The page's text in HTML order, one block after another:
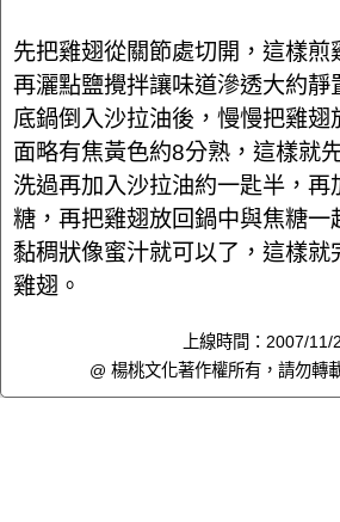
先把雞翅從關節處切開，這樣煎
再灑點鹽攪拌讓味道滲透大約靜
底鍋倒入沙拉油後，慢慢把雞翅
面略有焦黃色約8分熟，這樣就
洗過再加入沙拉油約一匙半，再
糖，再把雞翅放回鍋中與焦糖一
黏稠狀像蜜汁就可以了，這樣就
雞翅。
上線時間：2007/11/
@ 楊桃文化著作權所有，請勿轉